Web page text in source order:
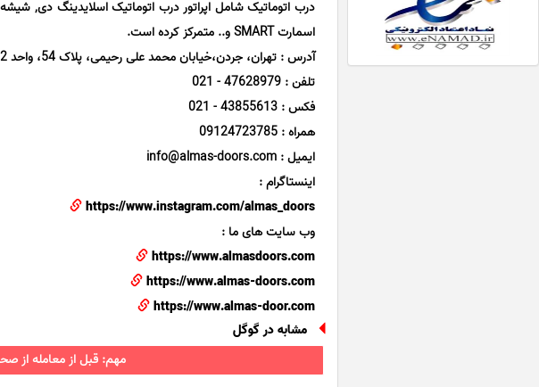
درب اتوماتیک شامل اپراتور درب اتوماتیک اسلایدینگ دی,
اسمارت SMART و.. متمرکز کرده است.
آدرس : تهران، جردن،خیابان محمد علی رحیمی، پلاک 54، واحد 2
تلفن : 47628979 - 021
فکس : 43855613 - 021
همراه : 09124723785
ایمیل : info@almas-doors.com
اینستاگرام :
https://www.instagram.com/almas_doors
وب سایت های ما :
https://www.almasdoors.com
https://www.almas-doors.com
https://www.almas-door.com
مشابه در گوگل
مهم: قبل از معامله از